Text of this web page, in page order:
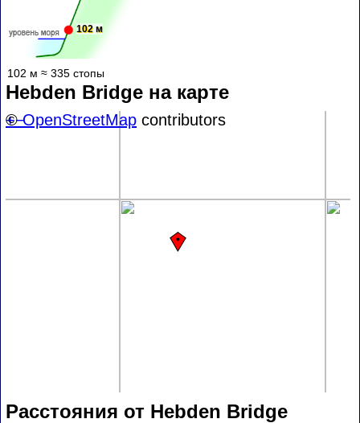
102 м
102 м ≈ 335 стопы
Hebden Bridge на карте
+−
©OpenStreetMap contributors
Расстояния от Hebden Bridge